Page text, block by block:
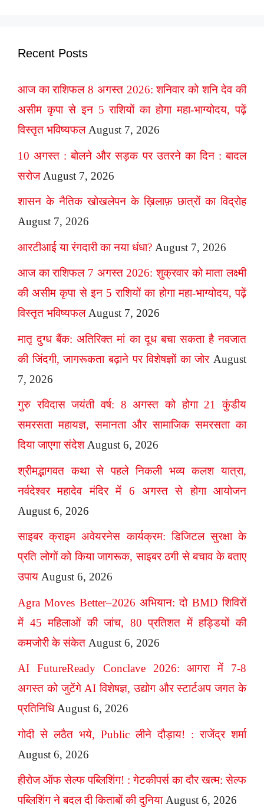
Recent Posts
आज का राशिफल 8 अगस्त 2026: शनिवार को शनि देव की
असीम कृपा से इन 5 राशियों का होगा महा-भाग्योदय, पढ़ें
विस्तृत भविष्यफल August 7, 2026
10 अगस्त : बोलने और सड़क पर उतरने का दिन : बादल
सरोज August 7, 2026
शासन के नैतिक खोखलेपन के ख़िलाफ़ छात्रों का विद्रोह
August 7, 2026
आरटीआई या रंगदारी का नया धंधा? August 7, 2026
आज का राशिफल 7 अगस्त 2026: शुक्रवार को माता लक्ष्मी
की असीम कृपा से इन 5 राशियों का होगा महा-भाग्योदय, पढ़ें
विस्तृत भविष्यफल August 7, 2026
मातृ दुग्ध बैंक: अतिरिक्त मां का दूध बचा सकता है नवजात
की जिंदगी, जागरूकता बढ़ाने पर विशेषज्ञों का जोर August
7, 2026
गुरु रविदास जयंती वर्ष: 8 अगस्त को होगा 21 कुंडीय
समरसता महायज्ञ, समानता और सामाजिक समरसता का
दिया जाएगा संदेश August 6, 2026
श्रीमद्भागवत कथा से पहले निकली भव्य कलश यात्रा,
नर्वदेश्वर महादेव मंदिर में 6 अगस्त से होगा आयोजन
August 6, 2026
साइबर क्राइम अवेयरनेस कार्यक्रम: डिजिटल सुरक्षा के
प्रति लोगों को किया जागरूक, साइबर ठगी से बचाव के बताए
उपाय August 6, 2026
Agra Moves Better–2026 अभियान: दो BMD शिविरों
में 45 महिलाओं की जांच, 80 प्रतिशत में हड्डियों की
कमजोरी के संकेत August 6, 2026
AI FutureReady Conclave 2026: आगरा में 7-8
अगस्त को जुटेंगे AI विशेषज्ञ, उद्योग और स्टार्टअप जगत के
प्रतिनिधि August 6, 2026
गोदी से लठैत भये, Public लीने दौड़ाय! : राजेंद्र शर्मा
August 6, 2026
हीरोज ऑफ सेल्फ पब्लिशिंग! : गेटकीपर्स का दौर खत्म: सेल्फ
पब्लिशिंग ने बदल दी किताबों की दुनिया August 6, 2026